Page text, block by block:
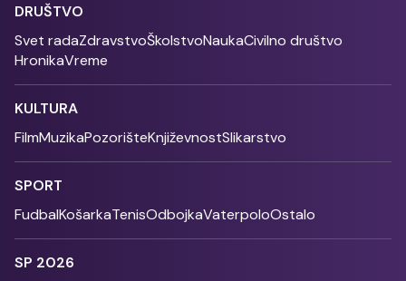
DRUŠTVO
Svet radaZdravstvoŠkolstvoNaukaCivilno društvo
HronikaVreme
KULTURA
FilmMuzikaPozorišteKnjiževnostSlikarstvo
SPORT
FudbalKošarkaTenisOdbojkaVaterpoloOstalo
SP 2026